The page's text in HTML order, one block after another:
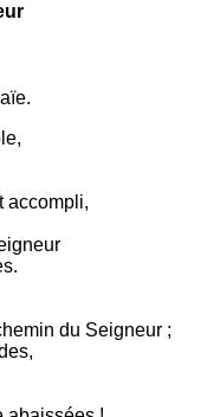
accompli,
du Seigneur ;